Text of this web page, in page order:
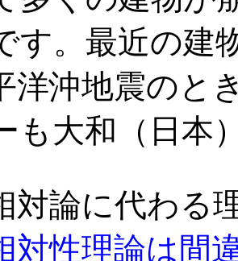
す。最近の建
洋沖地震のと
も大和（日本
対論に代わる
性理論は間